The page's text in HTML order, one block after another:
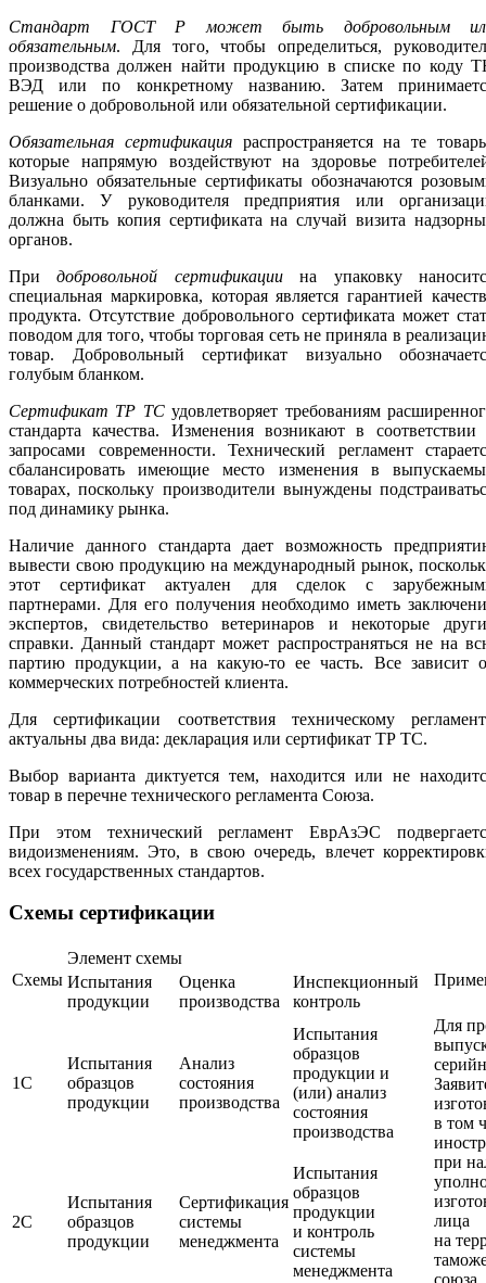
Стандарт ГОСТ Р может быть добровольным
обязательным. Для того, чтобы определиться,
производства должен найти продукцию в списке по коду
ВЭД или по конкретному названию. Затем
решение о добровольной или обязательной сертификации.
Обязательная сертификацияраспространяется на те
которые напрямую воздействуют на здоровье
Визуально обязательные сертификаты обозначаются
бланками. У руководителя предприятия или
должна быть копия сертификата на случай визита
органов.
Придобровольной сертификациина упаковку
специальная маркировка, которая является гарантией
продукта. Отсутствие добровольного сертификата может
поводом для того, чтобы торговая сеть не приняла в
товар. Добровольный сертификат визуально
голубым бланком.
Сертификат ТР ТСудовлетворяет требованиям
стандарта качества. Изменения возникают в соответствии
запросами современности. Технический регламент
сбалансировать имеющие место изменения в
товарах, поскольку производители вынуждены
под динамику рынка.
Наличие данного стандарта дает возможность
вывести свою продукцию на международный рынок,
этот сертификат актуален для сделок с
партнерами. Для его получения необходимо иметь
экспертов, свидетельство ветеринаров и некоторые
справки. Данный стандарт может распространяться не на
партию продукции, а на какую-то ее часть. Все зависит
коммерческих потребностей клиента.
Для сертификации соответствия техническому
актуальны два вида: декларация или сертификат ТР ТС.
Выбор варианта диктуется тем, находится или не
товар в перечне технического регламента Союза.
При этом технический регламент ЕврАзЭС
видоизменениям. Это, в свою очередь, влечет
всех государственных стандартов.
Схемы сертификации
Схемы
Элемент схемы
Испытания
продукции
Оценка
производства
Инспекционный
контроль
1С
Испытания
образцов
продукции
Анализ
состояния
производства
Испытания
образцов
продукции и
(или) анализ
состояния
производства
Для
в том
при
лица
на
2С
Испытания
образцов
продукции
Сертификация
системы
менеджмента
Испытания
образцов
продукции
и контроль
системы
менеджмента